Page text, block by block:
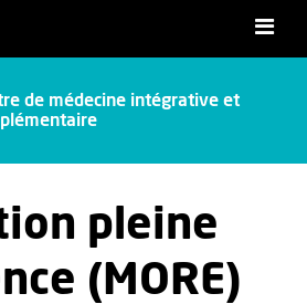
de médecine intégrative et
pleine
(MORE)